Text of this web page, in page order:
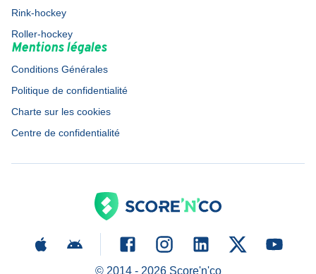
Rink-hockey
Roller-hockey
Mentions légales
Conditions Générales
Politique de confidentialité
Charte sur les cookies
Centre de confidentialité
© 2014 - 2026Score'n'co